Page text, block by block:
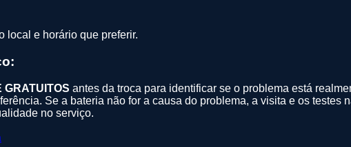
local e horário que preferir.
GRATUITOS antes da troca para identificar se o problema está
Se a bateria não for a causa do problema, a visita e os
no serviço.